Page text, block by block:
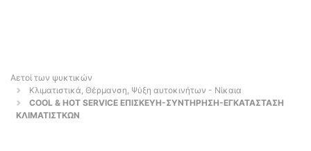
Αετοί των ψυκτικών
Κλιματιστικά, Θέρμανση, Ψύξη αυτοκινήτων - Νίκαια
COOL & HOT SERVICE ΕΠΙΣΚΕΥΗ-ΣΥΝΤΗΡΗΣΗ-ΕΓΚΑΤΑΣΤΑΣΗ
ΚΛΙΜΑΤΙΣΤΚΩΝ